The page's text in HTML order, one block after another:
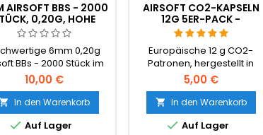
AIRSOFT BBS - 2000
0,20G, HOHE
QUALITÄT
6mm 0,20g
BBs - 2000 Stück im
Das universelle
BB-Gewicht,
mit nahezu
AEG-Gewehren und
Waffen.
10,00 €
In den Warenkorb
 Auf Lager
AIRSOFT CO2-KAPSELN
12G 5ER-PACK -
HERGESTELLT IN UNGARN,
EU, PREMIUM QUALITÄT
Europäische 12 g CO2-
Patronen, hergestellt in
Ungarn - die besten auf
dem Airsoft-Markt. Mehr
Schüsse pro Patrone als
billige chinesische Importe,
konstanter Druck, keine
5,00 €
 In den Warenkorb
 Auf Lager